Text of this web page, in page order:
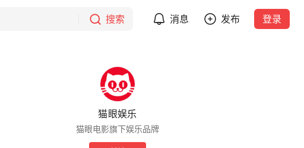
搜索 消息 发布 登录
猫眼娱乐
猫眼电影旗下娱乐品牌